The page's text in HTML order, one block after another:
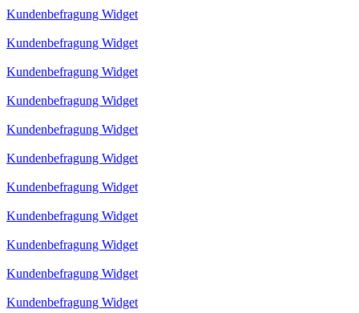
Kundenbefragung Widget
Kundenbefragung Widget
Kundenbefragung Widget
Kundenbefragung Widget
Kundenbefragung Widget
Kundenbefragung Widget
Kundenbefragung Widget
Kundenbefragung Widget
Kundenbefragung Widget
Kundenbefragung Widget
Kundenbefragung Widget